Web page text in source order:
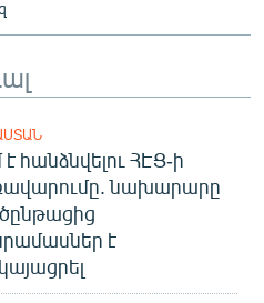
է հանձնվելու ՀԷՑ-ի
նախարարը
է